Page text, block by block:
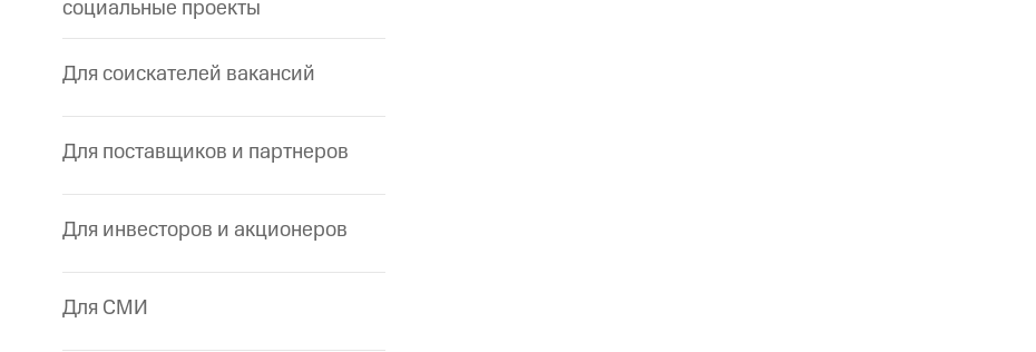
социальные проекты
Для соискателей вакансий
Для поставщиков и партнеров
Для инвесторов и акционеров
Для СМИ